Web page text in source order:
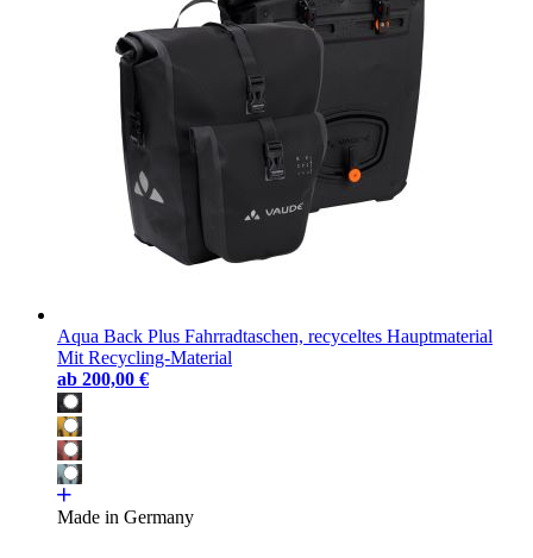
Aqua Back Plus Fahrradtaschen, recyceltes Hauptmaterial
Mit Recycling-Material
ab 200,00 €
Made in Germany